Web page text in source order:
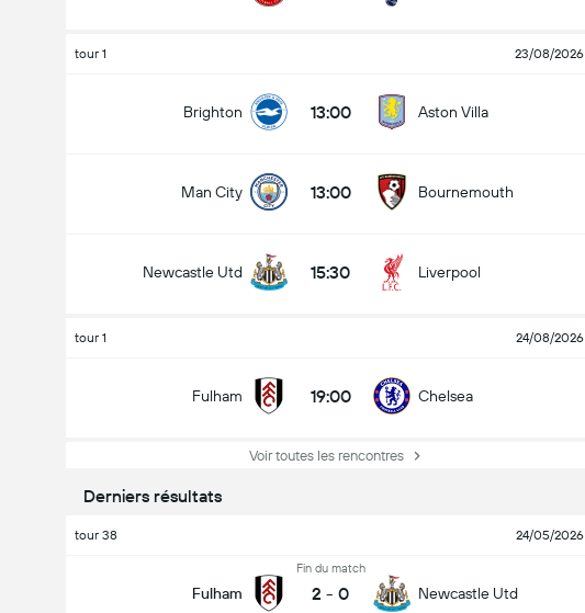
tour 1 23/08/2026
Brighton 13:00 Aston Villa
Man City 13:00 Bournemouth
Newcastle Utd 15:30 Liverpool
tour 1 24/08/2026
Fulham 19:00 Chelsea
Voir toutes les rencontres
Derniers résultats
tour 38 24/05/2026
Fulham
Fin du match
2 - 0 Newcastle Utd